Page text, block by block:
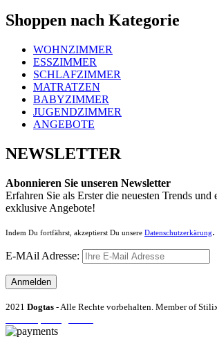
Shoppen nach Kategorie
WOHNZIMMER
ESSZIMMER
SCHLAFZIMMER
MATRATZEN
BABYZIMMER
JUGENDZIMMER
ANGEBOTE
NEWSLETTER
Abonnieren Sie unseren Newsletter
Erfahren Sie als Erster die neuesten Trends und
exklusive Angebote!
Indem Du fortfährst, akzeptierst Du unsere Datenschutzerkärung.
E-MAil Adresse:
2021 Dogtas - Alle Rechte vorbehalten. Member of